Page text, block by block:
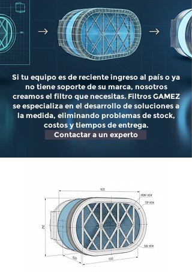
Si tu equipo es de reciente ingreso al país o ya
no tiene soporte de su marca, nosotros
creamos el filtro que necesitas. Filtros GAMEZ
se especializa en el desarrollo de soluciones a
la medida, eliminando problemas de stock,
costos y tiempos de entrega.
Contactar a un experto